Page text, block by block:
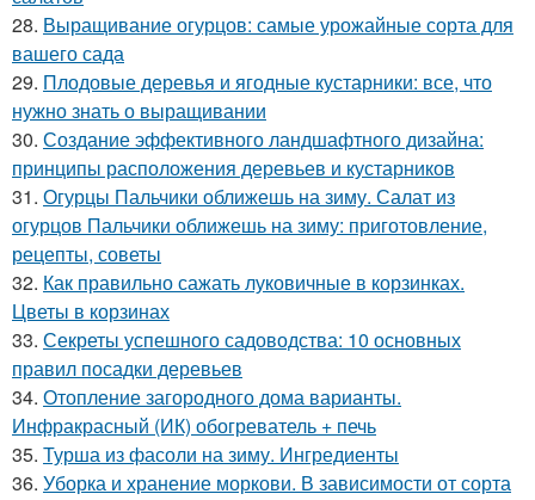
28. Выращивание огурцов: самые урожайные сорта для
вашего сада
29. Плодовые деревья и ягодные кустарники: все, что
нужно знать о выращивании
30. Создание эффективного ландшафтного дизайна:
принципы расположения деревьев и кустарников
31. Огурцы Пальчики оближешь на зиму. Салат из
огурцов Пальчики оближешь на зиму: приготовление,
рецепты, советы
32. Как правильно сажать луковичные в корзинках.
Цветы в корзинах
33. Секреты успешного садоводства: 10 основных
правил посадки деревьев
34. Отопление загородного дома варианты.
Инфракрасный (ИК) обогреватель + печь
35. Турша из фасоли на зиму. Ингредиенты
36. Уборка и хранение моркови. В зависимости от сорта